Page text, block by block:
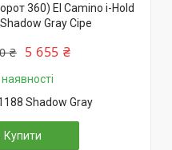
360) El Camino i-Hold
Gray Сіре
₴ 5 655 ₴
наявності
Shadow Gray
Купити